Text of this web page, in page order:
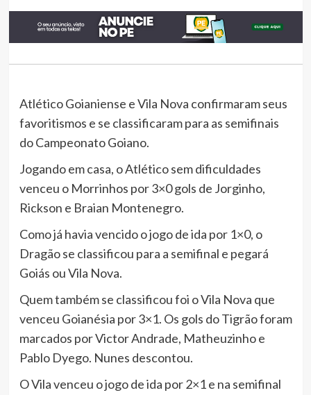
Atlético Goianiense e Vila Nova confirmaram seus
favoritismos e se classificaram para as semifinais
do Campeonato Goiano.
Jogando em casa, o Atlético sem dificuldades
venceu o Morrinhos por 3×0 gols de Jorginho,
Rickson e Braian Montenegro.
Como já havia vencido o jogo de ida por 1×0, o
Dragão se classificou para a semifinal e pegará
Goiás ou Vila Nova.
Quem também se classificou foi o Vila Nova que
venceu Goianésia por 3×1. Os gols do Tigrão foram
marcados por Victor Andrade, Matheuzinho e
Pablo Dyego. Nunes descontou.
O Vila venceu o jogo de ida por 2×1 e na semifinal